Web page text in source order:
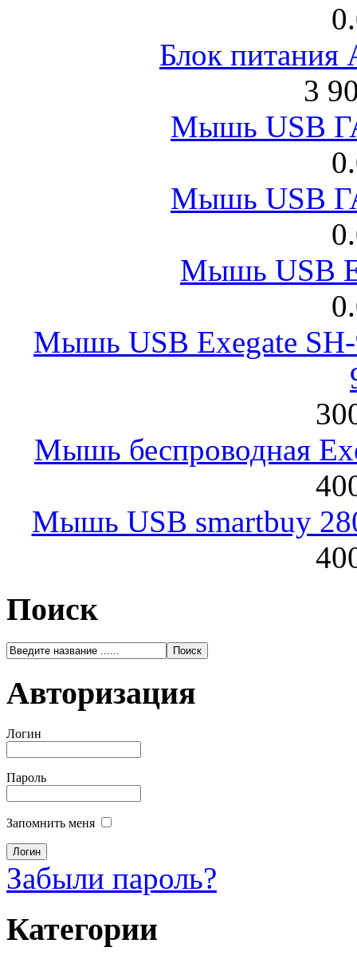
Блок питания
3
Мышь USB
Мышь USB
Мышь USB
Мышь USB Exegate
Мышь беспроводная
Мышь USB smartbuy
Поиск
Авторизация
Логин
Пароль
Запомнить меня
Забыли пароль?
Категории